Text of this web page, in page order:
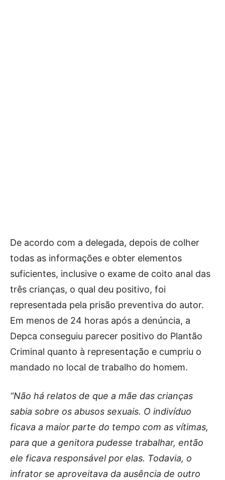
De acordo com a delegada, depois de colher
todas as informações e obter elementos
suficientes, inclusive o exame de coito anal das
três crianças, o qual deu positivo, foi
representada pela prisão preventiva do autor.
Em menos de 24 horas após a denúncia, a
Depca conseguiu parecer positivo do Plantão
Criminal quanto à representação e cumpriu o
mandado no local de trabalho do homem.
“Não há relatos de que a mãe das crianças
sabia sobre os abusos sexuais. O indivíduo
ficava a maior parte do tempo com as vítimas,
para que a genitora pudesse trabalhar, então
ele ficava responsável por elas. Todavia, o
infrator se aproveitava da ausência de outro